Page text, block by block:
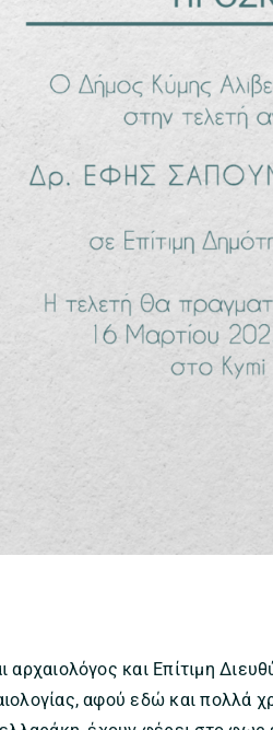
και Επίτιμη
αφού εδώ και πολλά